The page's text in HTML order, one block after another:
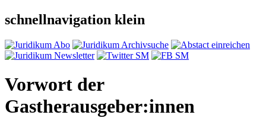
schnellnavigation klein
Vorwort der
Gastherausgeber:innen